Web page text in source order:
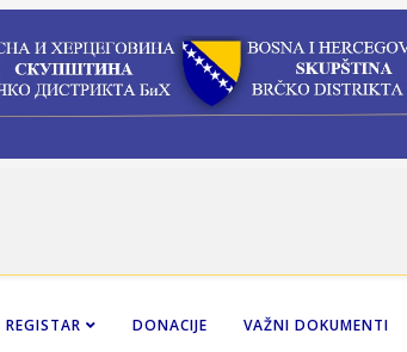
DONACIJE VAŽNI DOKUMENTI